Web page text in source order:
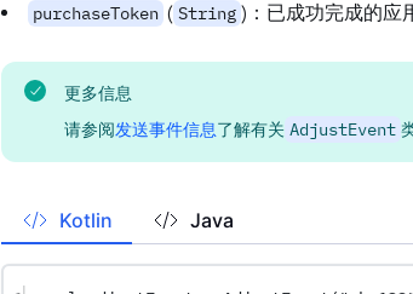
purchaseToken ( String )：已成功完成的应
更多信息
请参阅发送事件信息了解有关 AdjustEvent
Kotlin Java